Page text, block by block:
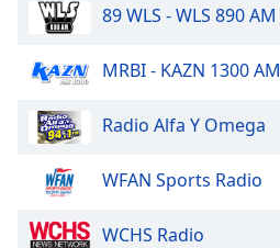
Background
Opacity
89 WLS - WLS 890 AM
MRBI - KAZN 1300 AM
Radio Alfa Y Omega
WFAN Sports Radio
WCHS Radio